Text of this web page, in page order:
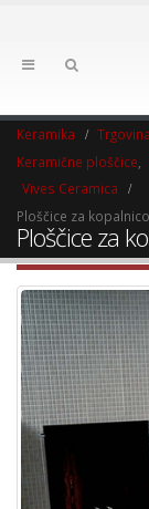
Keramika
Trgovina
Keramične ploščice
Vives Ceramica
Ploščice za
Ploščice za